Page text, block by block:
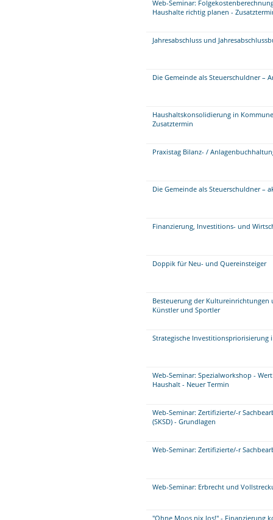
Web-Seminar:
Haushalte richtig planen -
Jahresabschluss und
Die Gemeinde als Steuerschuldner –
Haushaltskonsolidierung in
Zusatztermin
Praxistag Bilanz- /
Die Gemeinde als Steuerschuldner –
Finanzierung, Investitions- und
Doppik für Neu- und Quereinsteiger
Besteuerung der
Künstler und Sportler
Strategische Investitionspriorisierung
Web-Seminar: Spezialworkshop -
Haushalt - Neuer Termin
Web-Seminar: Zertifizierte/-r
(SKSD) - Grundlagen
Web-Seminar: Zertifizierte/-r
Web-Seminar: Erbrecht und
"Ohne Moos nix los!" - Finanzierung